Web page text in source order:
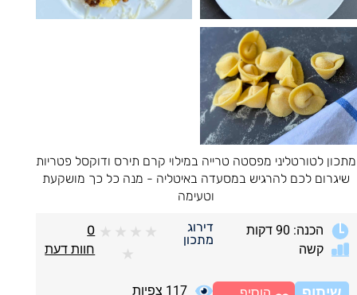
מתכון לטורטליני מפסטה טרייה במילוי קרם תירס ודוקסל פטריות
שיגרום לכם להרגיש במסעדה באיטליה - מנה כל כך מושקעת
וטעימה
הכנה: 90 דקות
קשה
דירוג
מתכון
★
★
★
★
★
0
חוות דעת
117 צפיות